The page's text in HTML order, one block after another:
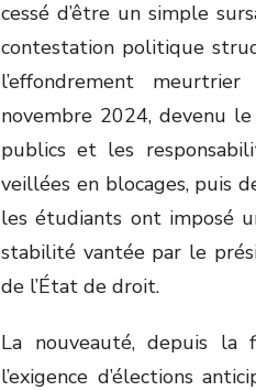
cessé d’être un simple
contestation politique
l’effondrement
novembre 2024, devenu
publics et les
veillées en blocages, puis
les étudiants ont imposé
stabilité vantée par le
de l’État de droit.
La nouveauté, depuis
l’exigence d’élections